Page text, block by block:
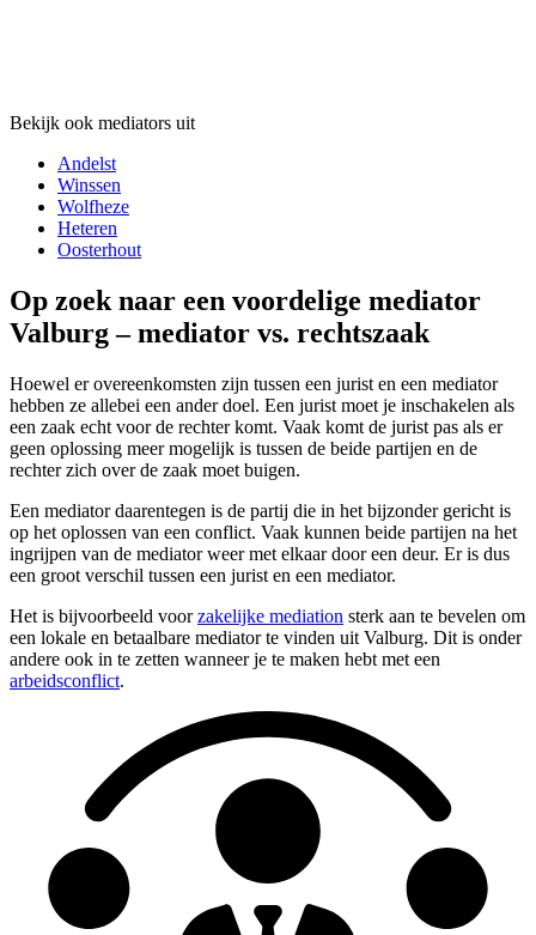
Bekijk ook mediators uit
Andelst
Winssen
Wolfheze
Heteren
Oosterhout
Op zoek naar een voordelige mediator
Valburg – mediator vs. rechtszaak
Hoewel er overeenkomsten zijn tussen een jurist en een mediator
hebben ze allebei een ander doel. Een jurist moet je inschakelen als
een zaak echt voor de rechter komt. Vaak komt de jurist pas als er
geen oplossing meer mogelijk is tussen de beide partijen en de
rechter zich over de zaak moet buigen.
Een mediator daarentegen is de partij die in het bijzonder gericht is
op het oplossen van een conflict. Vaak kunnen beide partijen na het
ingrijpen van de mediator weer met elkaar door een deur. Er is dus
een groot verschil tussen een jurist en een mediator.
Het is bijvoorbeeld voorzakelijke mediation sterk aan te bevelen om
een lokale en betaalbare mediator te vinden uit Valburg. Dit is onder
andere ook in te zetten wanneer je te maken hebt met een
arbeidsconflict.